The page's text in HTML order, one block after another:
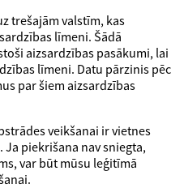
trešajām valstīm, kas
līmeni. Šādā
aizsardzības pasākumi, lai
līmeni. Datu pārzinis pēc
par šiem aizsardzības
veikšanai ir vietnes
piekrišana nav sniegta,
var būt mūsu leģitīmā